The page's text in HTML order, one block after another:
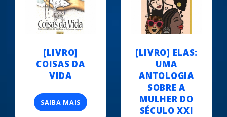
[LIVRO]
COISAS DA
VIDA
SAIBA MAIS
[LIVRO] ELAS:
UMA
ANTOLOGIA
SOBRE A
MULHER DO
SÉCULO XXI